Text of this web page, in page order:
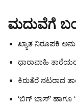
ಮದುವೆಗೆ
ಖ್ಯಾತ ನಿರೂಪಕಿ
ಧಾರಾವಾಹಿ
ಕಿರುತೆರೆ ನಟರಾದ
‘ಬಿಗ್ ಬಾಸ್’ ಹಾಗೂ